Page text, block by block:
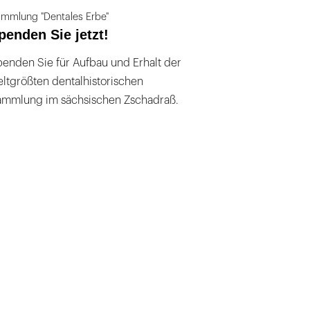
"Dentales Erbe"
Sie jetzt!
Sie für Aufbau und Erhalt der
dentalhistorischen
im sächsischen Zschadraß.